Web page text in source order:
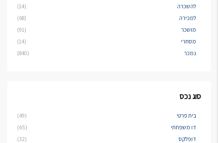
להשכרה
(14)
למכירה
(68)
מושכר
(91)
מסחרי
(14)
נמכר
(840)
סוג נכס
בית פרטי
(49)
דו משפחתי
(65)
דופלקס
(32)